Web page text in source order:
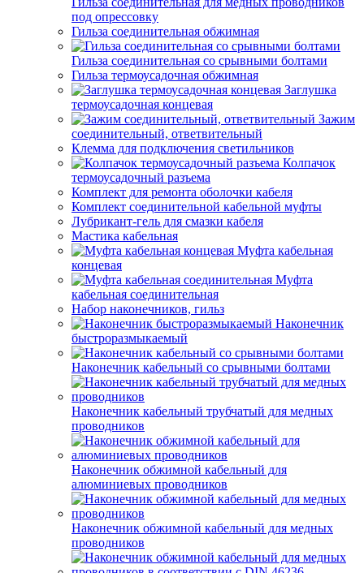
под опрессовку
Гильза соединительная обжимная
Гильза соединительная со срывными болтами
Гильза термоусадочная обжимная
Заглушка
термоусадочная концевая
Зажим
соединительный, ответвительный
Клемма для подключения светильников
Колпачок
термоусадочный разъема
Комплект для ремонта оболочки кабеля
Комплект соединительной кабельной муфты
Лубрикант-гель для смазки кабеля
Мастика кабельная
Муфта кабельная
концевая
Муфта
кабельная соединительная
Набор наконечников, гильз
Наконечник
быстроразмыкаемый
Наконечник кабельный со срывными болтами
Наконечник кабельный трубчатый для медных
проводников
Наконечник обжимной кабельный для
алюминиевых проводников
Наконечник обжимной кабельный для медных
проводников